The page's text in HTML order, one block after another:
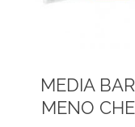
MEDIA
MENO